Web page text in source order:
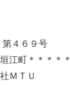
４６９号
江町＊＊＊＊＊
ＭＴＵ